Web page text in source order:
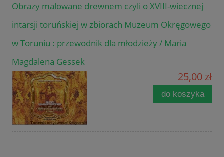
Obrazy malowane drewnem czyli o XVIII-wiecznej
intarsji toruńskiej w zbiorach Muzeum Okręgowego
w Toruniu : przewodnik dla młodzieży / Maria
Magdalena Gessek
25,00 zł
do koszyka